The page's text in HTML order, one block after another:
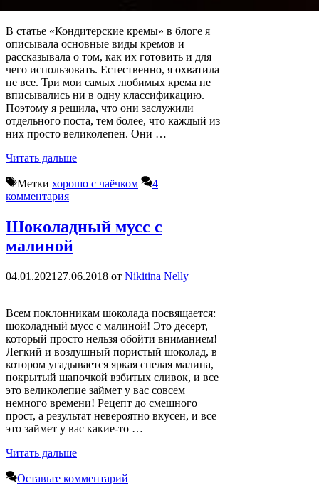
В статье «Кондитерские кремы» в блоге я
описывала основные виды кремов и
рассказывала о том, как их готовить и для
чего использовать. Естественно, я охватила
не все. Три мои самых любимых крема не
вписывались ни в одну классификацию.
Поэтому я решила, что они заслужили
отдельного поста, тем более, что каждый из
них просто великолепен. Они …
Читать дальше
Метки хорошо с чаёчком
4
комментария
Шоколадный мусс с
малиной
04.01.2021 27.06.2018 от Nikitina Nelly
Всем поклонникам шоколада посвящается:
шоколадный мусс с малиной! Это десерт,
который просто нельзя обойти вниманием!
Легкий и воздушный пористый шоколад, в
котором угадывается яркая спелая малина,
покрытый шапочкой взбитых сливок, и все
это великолепие займет у вас совсем
немного времени! Рецепт до смешного
прост, а результат невероятно вкусен, и все
это займет у вас какие-то …
Читать дальше
Оставьте комментарий